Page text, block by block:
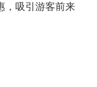
，吸引游客前来